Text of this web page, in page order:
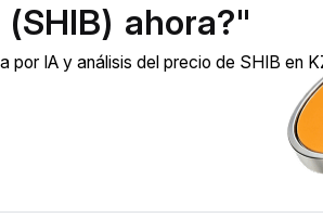
ahora?"
por IA y análisis del precio de SHIB en